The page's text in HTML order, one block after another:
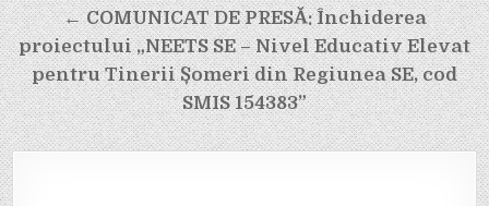
← COMUNICAT DE PRESĂ: Închiderea
proiectului „NEETS SE – Nivel Educativ Elevat
pentru Tinerii Șomeri din Regiunea SE, cod
SMIS 154383”